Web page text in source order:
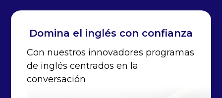
Domina el inglés con confianza
Con nuestros innovadores programas
de inglés centrados en la
conversación